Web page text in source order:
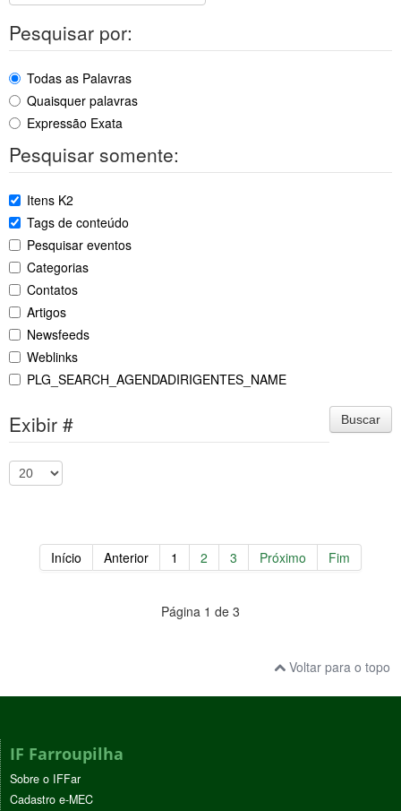
Pesquisar por:
Todas as Palavras
Quaisquer palavras
Expressão Exata
Pesquisar somente:
Itens K2
Tags de conteúdo
Pesquisar eventos
Categorias
Contatos
Artigos
Newsfeeds
Weblinks
PLG_SEARCH_AGENDADIRIGENTES_NAME
Buscar
Exibir #
Início Anterior 1 2 3 Próximo Fim
Página 1 de 3
Voltar para o topo
IF Farroupilha
Sobre o IFFar
Cadastro e-MEC